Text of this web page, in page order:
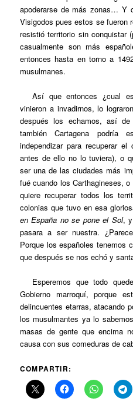
apoderarse de más zonas… Y
Visigodos pues estos se fueron
resistió territorio sin conquistar
casualmente son más
entonces hasta en torno a
musulmanes.
Así que entonces ¿cual
vinieron a invadirnos, lo
después los echamos, así
también Cartagena
independizar para recuperar
antes de ello no lo tuviera), o
ser una de las ciudades más
fué cuando los Carthagineses,
quiere recuperar todos los
colonias que tuvo en esa
en España no se pone el Sol,
pasara a ser nuestra.
Porque los españoles tenemos
que después se nos echó y
Esperemos que todo
Gobierno marroquí, porque
delincuentes etarras, atacando
los musulmantes ya lo
masas de gente que encima
causa con sus comeduras de
COMPARTIR: